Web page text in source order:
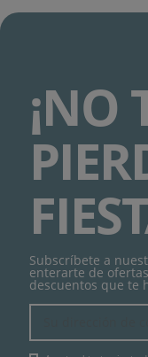
¡NO
Subscríbete a
enterarte de
descuentos que te